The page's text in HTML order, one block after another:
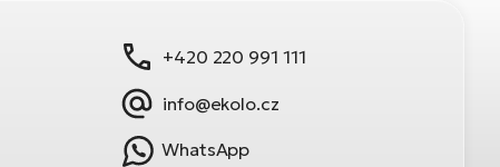
+420 220 991 111
info@ekolo.cz
WhatsApp